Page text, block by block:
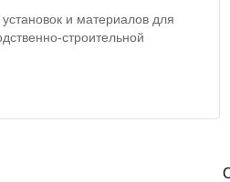
и материалов для
строительной